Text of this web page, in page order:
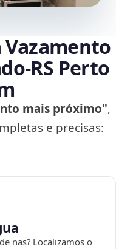
Vazamento
Perto
mais próximo",
e precisas:
nas? Localizamos o